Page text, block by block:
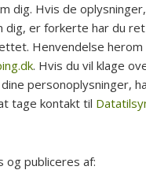
dig. Hvis de
dig, er forkerte har du
Henvendelse herom
. Hvis du vil klage
personoplysninger,
tage kontakt til
og publiceres af: